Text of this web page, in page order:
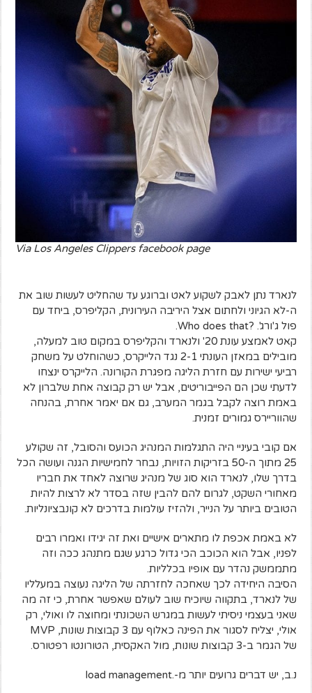
Via Los Angeles Clippers facebook page
לנארד נתן לאבק לשקוע לאט וברוגע עד שהחליט לעשות שוב את
ה-לא הגיוני ולחתום אצל היריבה העירונית, הקליפרס, ביחד עם
פול ג'ורג'. ?Who does that.
קאט לאמצע עונת 20' ולנארד והקליפרס במקום טוב למעלה,
מובילים במאזן העונתי 2-1 נגד הלייקרס, כשהוחלט על משחק
רביעי ישירות עם חזרת הליגה מפגרת הקורונה. הלייקרס ינצחו
לדעתי שכן הם הפייבוריטים, אבל יש רק קבוצה אחת שלברון לא
באמת רוצה לקבל בגמר המערב, גם אם יאמר אחרת, בהנחה
שהווריירס גמורים זמנית.
אם קובי בעיניי היה התגלמות המנהיג הכועס והסובל, זה שקולע
25 מתוך ה-50 בזריקות הזויות, נבחר לחמישיות הגנה ועושה הכל
בדרך שלו, לנארד הוא סוג של מנהיג שרוצה לאחד את חבריו
מאחורי השקט, לגרום להם להבין שזה בסדר לא לרצות להיות
הטובים ביותר על הנייר, ולהזיז עולמות בדרכים לא קונבציונליות.
לא באמת אכפת לו מתארים אישיים ואת זה יגידו ואמרו רבים
לפניו, אבל הוא הכוכב הכי גדול כרגע שגם מתנהג ככה וזה
מתממשק נהדר עם אופיו בכלליות.
הסיבה היחידה לכך שאחכה לחזרתה של הליגה נעוצה במעלליו
של לנארד, בתקווה שיוכיח שוב לעולם שאפשר אחרת, כי זה מה
שאני בעצמי ניסיתי לעשות במגרש השכונתי ומחוצה לו ואולי, רק
אולי, יצליח לסגור את הפינה כאלוף עם 3 קבוצות שונות, MVP
של הגמר ב-3 קבוצות שונות, מול האקסית, הטורונטו רפטורס.
נ.ב, יש דברים גרועים יותר מ-.load management